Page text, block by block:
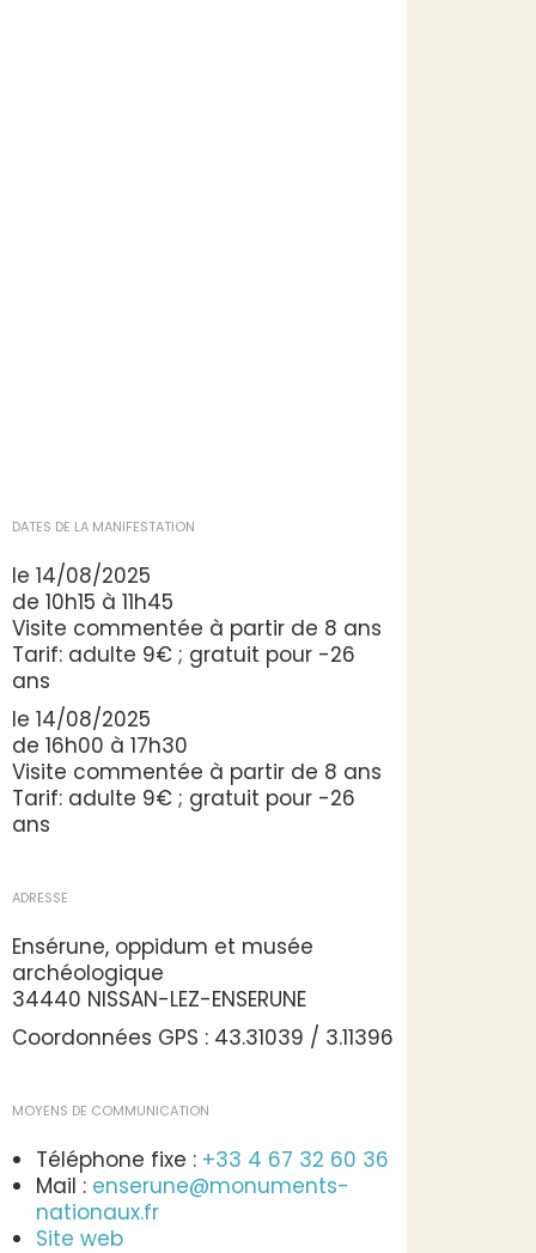
DATES DE LA MANIFESTATION
le 14/08/2025
de 10h15 à 11h45
Visite commentée à partir de 8 ans
Tarif: adulte 9€ ; gratuit pour -26
ans
le 14/08/2025
de 16h00 à 17h30
Visite commentée à partir de 8 ans
Tarif: adulte 9€ ; gratuit pour -26
ans
ADRESSE
Ensérune, oppidum et musée
archéologique
34440 NISSAN-LEZ-ENSERUNE
Coordonnées GPS : 43.31039 / 3.11396
MOYENS DE COMMUNICATION
Téléphone fixe : +33 4 67 32 60 36
Mail : enserune@monuments-
nationaux.fr
Site web